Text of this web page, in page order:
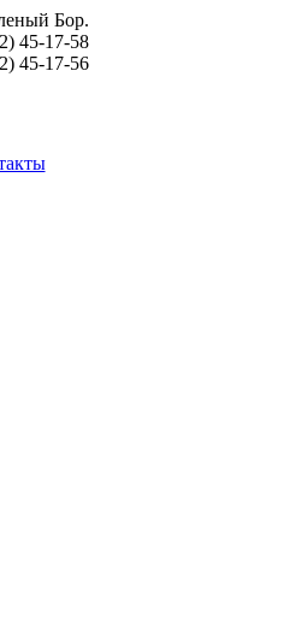
Бор.
45-17-58
45-17-56